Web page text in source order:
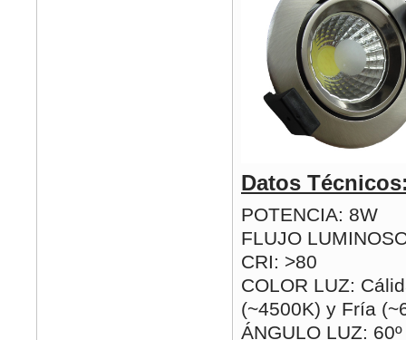
Datos
POTENCIA: 8W
FLUJO
CRI: >80
COLOR LUZ:
(~4500K) y Fría
ÁNGULO LUZ: 60º